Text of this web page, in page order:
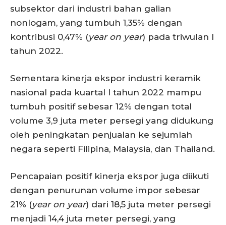
subsektor dari industri bahan galian
nonlogam, yang tumbuh 1,35% dengan
kontribusi 0,47% (year on year) pada triwulan I
tahun 2022.
Sementara kinerja ekspor industri keramik
nasional pada kuartal I tahun 2022 mampu
tumbuh positif sebesar 12% dengan total
volume 3,9 juta meter persegi yang didukung
oleh peningkatan penjualan ke sejumlah
negara seperti Filipina, Malaysia, dan Thailand.
Pencapaian positif kinerja ekspor juga diikuti
dengan penurunan volume impor sebesar
21% (year on year) dari 18,5 juta meter persegi
menjadi 14,4 juta meter persegi, yang